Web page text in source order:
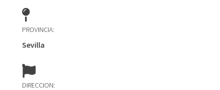
PROVINCIA:
Sevilla
DIRECCION: